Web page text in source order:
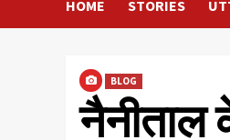
HOME STORIES
BLOG
नैनीताल